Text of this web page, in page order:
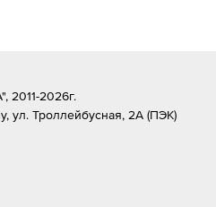
2011-2026г.
ул. Троллейбусная, 2А (ПЭК)